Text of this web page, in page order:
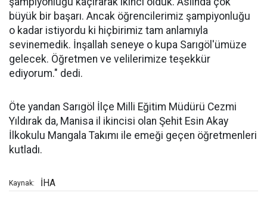
büyük bir başarı. Ancak öğrencilerimiz şampiyonluğu
o kadar istiyordu ki hiçbirimiz tam anlamıyla
sevinemedik. İnşallah seneye o kupa Sarıgöl'ümüze
gelecek. Öğretmen ve velilerimize teşekkür
ediyorum." dedi.
Öte yandan Sarıgöl İlçe Milli Eğitim Müdürü Cezmi
Yıldırak da, Manisa il ikincisi olan Şehit Esin Akay
İlkokulu Mangala Takımı ile emeği geçen öğretmenleri
kutladı.
Kaynak: İHA